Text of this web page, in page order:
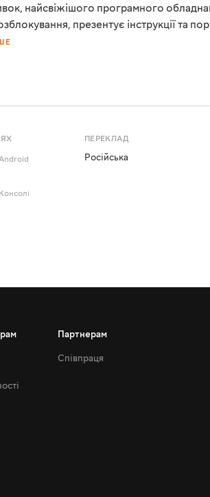
найсвіжішого програмного
презентує інструкції та
Консолі
ПЕРЕКЛАД
Російська
Партнерам
Співпраця